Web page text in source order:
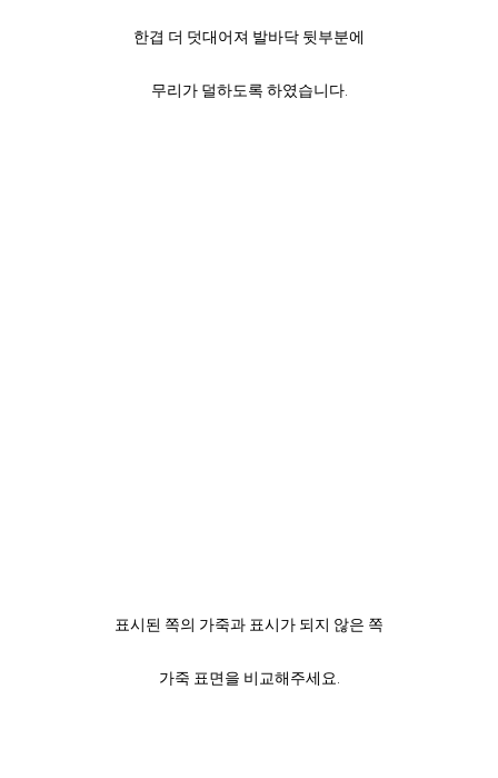
한겹 더 덧대어져 발바닥 뒷부분에
무리가 덜하도록 하였습니다.
표시된 쪽의 가죽과 표시가 되지 않은 쪽
가죽 표면을 비교해주세요.